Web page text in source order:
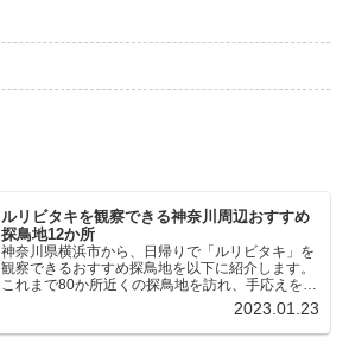
ルリビタキを観察できる神奈川周辺おすすめ
探鳥地12か所
神奈川県横浜市から、日帰りで「ルリビタキ」を
観察できるおすすめ探鳥地を以下に紹介します。
これまで80か所近くの探鳥地を訪れ、手応えを感
じた場所です。以下、★ が多いほど観察しやす
く、出現頻度が高いと感じた場所です。 北本自然
観察公園：埼玉県...
2023.01.23